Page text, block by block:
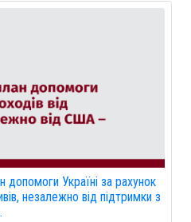
допомоги Україні за рахунок
незалежно від підтримки з